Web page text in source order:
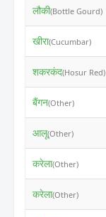
लौकी(Bottle Gourd)
खीरा(Cucumbar)
शकरकंद(Hosur Red)
बैंगन(Other)
आलू(Other)
करेला(Other)
करेला(Other)